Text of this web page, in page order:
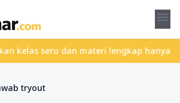
menu
seru dan materi lengkap hanya di
tryout